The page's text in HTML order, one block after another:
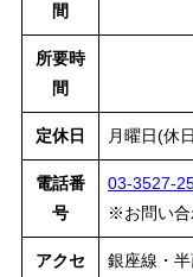
間
所要時
間
定休日 月曜日(休
電話番
号
03-3527-
※お問い合
アクセ
銀座線・